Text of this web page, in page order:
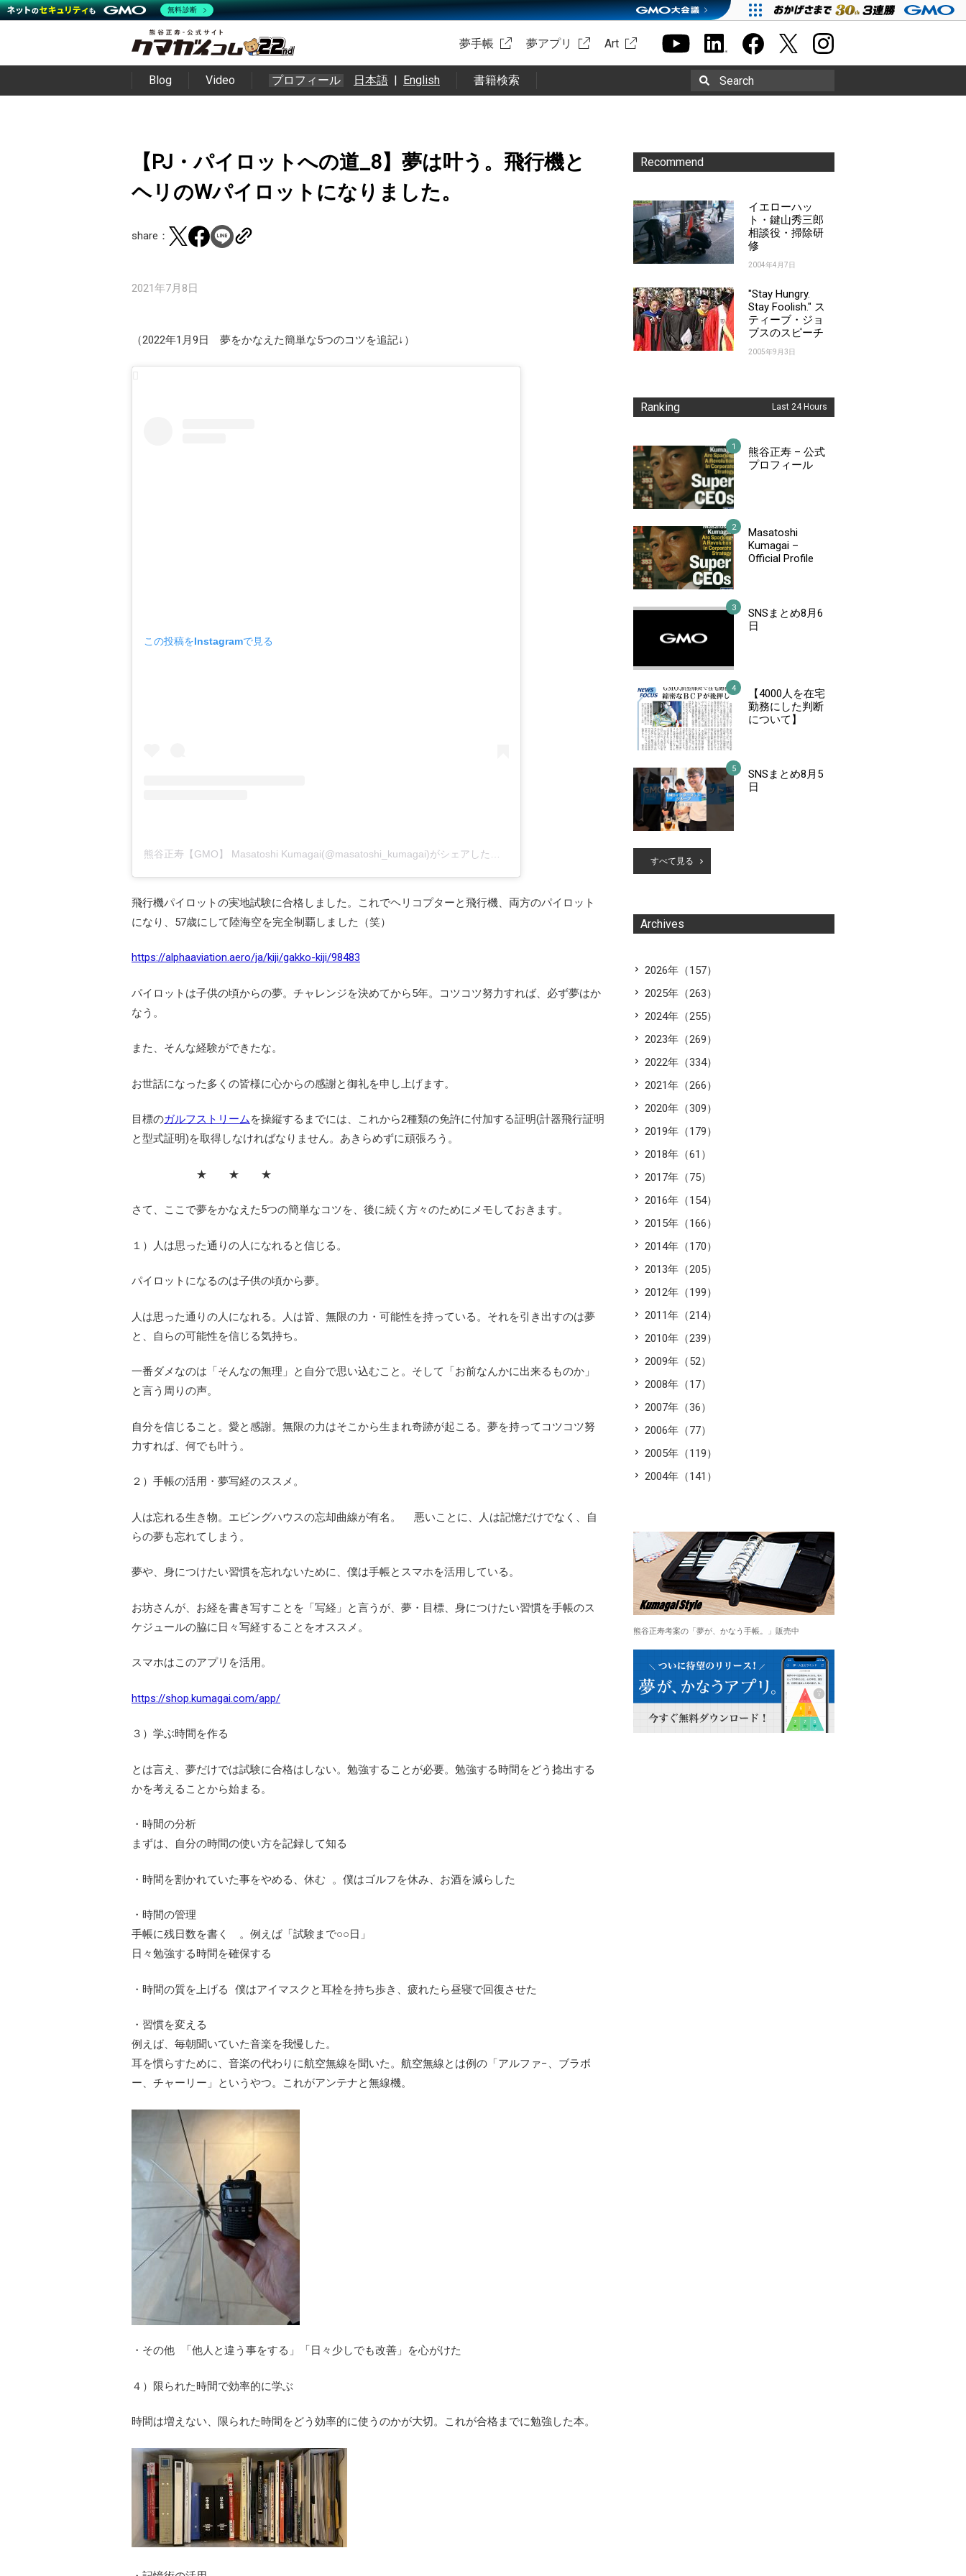
夢手帳 夢アプリ Art
Blog Video プロフィール 日本語 | English 書籍検索 Search
【PJ・パイロットへの道_8】夢は叶う。飛行機と
ヘリのWパイロットになりました。
share：
2021年7月8日
（2022年1月9日 夢をかなえた簡単な5つのコツを追記↓）
この投稿をInstagramで見る
飛行機パイロットの実地試験に合格しました。これでヘリコプターと飛行機、両方のパイロット
になり、57歳にして陸海空を完全制覇しました（笑）
https://alphaaviation.aero/ja/kiji/gakko-kiji/98483
パイロットは子供の頃からの夢。チャレンジを決めてから5年。コツコツ努力すれば、必ず夢はか
なう。
また、そんな経験ができたな。
お世話になった多くの皆様に心からの感謝と御礼を申し上げます。
目標のガルフストリームを操縦するまでには、これから2種類の免許に付加する証明(計器飛行証明
と型式証明)を取得しなければなりません。あきらめずに頑張ろう。
★ ★ ★
さて、ここで夢をかなえた5つの簡単なコツを、後に続く方々のためにメモしておきます。
１）人は思った通りの人になれると信じる。
パイロットになるのは子供の頃から夢。
人は思った通りの人になれる。人は皆、無限の力・可能性を持っている。それを引き出すのは夢
と、自らの可能性を信じる気持ち。
一番ダメなのは「そんなの無理」と自分で思い込むこと。そして「お前なんかに出来るものか」
と言う周りの声。
自分を信じること。愛と感謝。無限の力はそこから生まれ奇跡が起こる。夢を持ってコツコツ努
力すれば、何でも叶う。
２）手帳の活用・夢写経のススメ。
人は忘れる生き物。エビングハウスの忘却曲線が有名。 悪いことに、人は記憶だけでなく、自
らの夢も忘れてしまう。
夢や、身につけたい習慣を忘れないために、僕は手帳とスマホを活用している。
お坊さんが、お経を書き写すことを「写経」と言うが、夢・目標、身につけたい習慣を手帳のス
ケジュールの脇に日々写経することをオススメ。
スマホはこのアプリを活用。
https://shop.kumagai.com/app/
３）学ぶ時間を作る
とは言え、夢だけでは試験に合格はしない。勉強することが必要。勉強する時間をどう捻出する
かを考えることから始まる。
・時間の分析
まずは、自分の時間の使い方を記録して知る
・時間を割かれていた事をやめる、休む 。僕はゴルフを休み、お酒を減らした
・時間の管理
手帳に残日数を書く 。例えば「試験まで○○日」
日々勉強する時間を確保する
・時間の質を上げる 僕はアイマスクと耳栓を持ち歩き、疲れたら昼寝で回復させた
・習慣を変える
例えば、毎朝聞いていた音楽を我慢した。
耳を慣らすために、音楽の代わりに航空無線を聞いた。航空無線とは例の「アルファ−、ブラボ
ー、チャーリー」というやつ。これがアンテナと無線機。
・その他 「他人と違う事をする」「日々少しでも改善」を心がけた
４）限られた時間で効率的に学ぶ
時間は増えない、限られた時間をどう効率的に使うのかが大切。これが合格までに勉強した本。
Recommend
イエローハッ
ト・鍵山秀三郎
相談役・掃除研
修
2004年4月7日
"Stay Hungry.
Stay Foolish." ス
ティーブ・ジョ
ブスのスピーチ
2005年9月3日
Ranking Last 24 Hours
熊谷正寿 – 公式
プロフィール
Masatoshi
Kumagai –
Official Profile
SNSまとめ8月6
日
【4000人を在宅
勤務にした判断
について】
SNSまとめ8月5
日
すべて見る
Archives
2026年（157）
2025年（263）
2024年（255）
2023年（269）
2022年（334）
2021年（266）
2020年（309）
2019年（179）
2018年（61）
2017年（75）
2016年（154）
2015年（166）
2014年（170）
2013年（205）
2012年（199）
2011年（214）
2010年（239）
2009年（52）
2008年（17）
2007年（36）
2006年（77）
2005年（119）
2004年（141）
熊谷正寿考案の「夢が、かなう手帳。」販売中
無料診断